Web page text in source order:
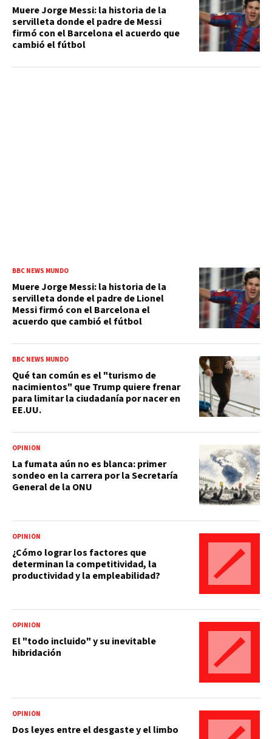
Muere Jorge Messi: la historia de la
servilleta donde el padre de Messi
firmó con el Barcelona el acuerdo que
cambió el fútbol
BBC NEWS MUNDO
Muere Jorge Messi: la historia de la
servilleta donde el padre de Lionel
Messi firmó con el Barcelona el
acuerdo que cambió el fútbol
BBC NEWS MUNDO
Qué tan común es el "turismo de
nacimientos" que Trump quiere frenar
para limitar la ciudadanía por nacer en
EE.UU.
OPINIÓN
La fumata aún no es blanca: primer
sondeo en la carrera por la Secretaría
General de la ONU
OPINIÓN
¿Cómo lograr los factores que
determinan la competitividad, la
productividad y la empleabilidad?
OPINIÓN
El "todo incluido" y su inevitable
hibridación
OPINIÓN
Dos leyes entre el desgaste y el limbo